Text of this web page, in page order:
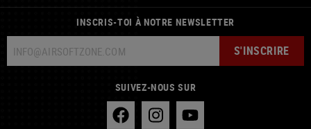
INSCRIS-TOI À NOTRE NEWSLETTER
S'INSCRIRE
SUIVEZ-NOUS SUR